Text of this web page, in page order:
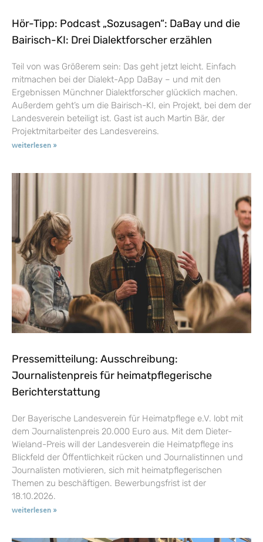
Hör-Tipp: Podcast „Sozusagen“: DaBay und die
Bairisch-KI: Drei Dialektforscher erzählen
Teil von was Größerem sein: Das geht jetzt leicht. Einfach
mitmachen bei der Dialekt-App DaBay – und mit den
Ergebnissen Münchner Dialektforscher glücklich machen.
Außerdem geht’s um die Bairisch-KI, ein Projekt, bei dem der
Landesverein beteiligt ist. Gast ist auch Martin Bär, der
Projektmitarbeiter des Landesvereins.
weiterlesen »
Pressemitteilung: Ausschreibung:
Journalistenpreis für heimatpflegerische
Berichterstattung
Der Bayerische Landesverein für Heimatpflege e.V. lobt mit
dem Journalistenpreis 20.000 Euro aus. Mit dem Dieter-
Wieland-Preis will der Landesverein die Heimatpflege ins
Blickfeld der Öffentlichkeit rücken und Journalistinnen und
Journalisten motivieren, sich mit heimatpflegerischen
Themen zu beschäftigen. Bewerbungsfrist ist der
18.10.2026.
weiterlesen »